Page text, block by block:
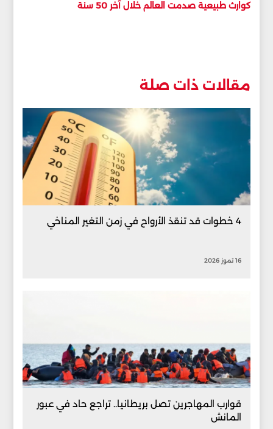
كوارث طبيعية صدمت العالم خلال آخر 50 سنة
مقالات ذات صلة
4 خطوات قد تنقذ الأرواح في زمن التغير المناخي
16 تموز 2026
قوارب المهاجرين تصل بريطانيا.. تراجع حاد في عبور
المانش